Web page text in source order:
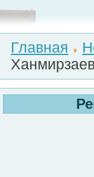
Главная